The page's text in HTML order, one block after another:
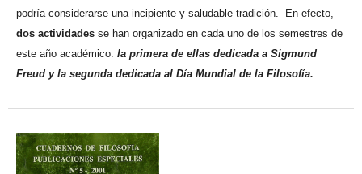
podría considerarse una incipiente y saludable tradición. En efecto,
dos actividades se han organizado en cada uno de los semestres de
este año académico: la primera de ellas dedicada a Sigmund
Freud y la segunda dedicada al Día Mundial de la Filosofía.